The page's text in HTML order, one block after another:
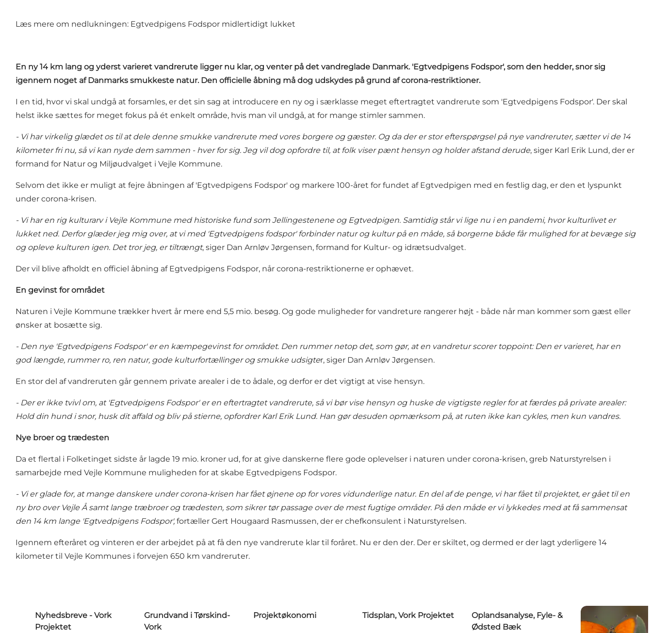
Læs mere om nedlukningen: Egtvedpigens Fodspor midlertidigt lukket
En ny 14 km lang og yderst varieret vandrerute ligger nu klar, og venter på det vandreglade Danmark. 'Egtvedpigens Fodspor', som den hedder, snor sig
igennem noget af Danmarks smukkeste natur. Den officielle åbning må dog udskydes på grund af corona-restriktioner.
I en tid, hvor vi skal undgå at forsamles, er det sin sag at introducere en ny og i særklasse meget eftertragtet vandrerute som 'Egtvedpigens Fodspor'. Der skal
helst ikke sættes for meget fokus på ét enkelt område, hvis man vil undgå, at for mange stimler sammen.
- Vi har virkelig glædet os til at dele denne smukke vandrerute med vores borgere og gæster. Og da der er stor efterspørgsel på nye vandreruter, sætter vi de 14
kilometer fri nu, så vi kan nyde dem sammen - hver for sig. Jeg vil dog opfordre til, at folk viser pænt hensyn og holder afstand derude, siger Karl Erik Lund, der er
formand for Natur og Miljøudvalget i Vejle Kommune.
Selvom det ikke er muligt at fejre åbningen af 'Egtvedpigens Fodspor' og markere 100-året for fundet af Egtvedpigen med en festlig dag, er den et lyspunkt
under corona-krisen.
- Vi har en rig kulturarv i Vejle Kommune med historiske fund som Jellingestenene og Egtvedpigen. Samtidig står vi lige nu i en pandemi, hvor kulturlivet er
lukket ned. Derfor glæder jeg mig over, at vi med 'Egtvedpigens fodspor' forbinder natur og kultur på en måde, så borgerne både får mulighed for at bevæge sig
og opleve kulturen igen. Det tror jeg, er tiltrængt, siger Dan Arnløv Jørgensen, formand for Kultur- og idrætsudvalget.
Der vil blive afholdt en officiel åbning af Egtvedpigens Fodspor, når corona-restriktionerne er ophævet.
En gevinst for området
Naturen i Vejle Kommune trækker hvert år mere end 5,5 mio. besøg. Og gode muligheder for vandreture rangerer højt - både når man kommer som gæst eller
ønsker at bosætte sig.
- Den nye 'Egtvedpigens Fodspor' er en kæmpegevinst for området. Den rummer netop det, som gør, at en vandretur scorer toppoint: Den er varieret, har en
god længde, rummer ro, ren natur, gode kulturfortællinger og smukke udsigter, siger Dan Arnløv Jørgensen.
En stor del af vandreruten går gennem private arealer i de to ådale, og derfor er det vigtigt at vise hensyn.
- Der er ikke tvivl om, at 'Egtvedpigens Fodspor' er en eftertragtet vandrerute, så vi bør vise hensyn og huske de vigtigste regler for at færdes på private arealer:
Hold din hund i snor, husk dit affald og bliv på stierne, opfordrer Karl Erik Lund. Han gør desuden opmærksom på, at ruten ikke kan cykles, men kun vandres.
Nye broer og trædesten
Da et flertal i Folketinget sidste år lagde 19 mio. kroner ud, for at give danskerne flere gode oplevelser i naturen under corona-krisen, greb Naturstyrelsen i
samarbejde med Vejle Kommune muligheden for at skabe Egtvedpigens Fodspor.
- Vi er glade for, at mange danskere under corona-krisen har fået øjnene op for vores vidunderlige natur. En del af de penge, vi har fået til projektet, er gået til en
ny bro over Vejle Å samt lange træbroer og trædesten, som sikrer tør passage over de mest fugtige områder. På den måde er vi lykkedes med at få sammensat
den 14 km lange 'Egtvedpigens Fodspor', fortæller Gert Hougaard Rasmussen, der er chefkonsulent i Naturstyrelsen.
Igennem efteråret og vinteren er der arbejdet på at få den nye vandrerute klar til foråret. Nu er den der. Der er skiltet, og dermed er der lagt yderligere 14
kilometer til Vejle Kommunes i forvejen 650 km vandreruter.
Nyhedsbreve - Vork
Projektet
Grundvand i Tørskind-
Vork
Projektøkonomi Tidsplan, Vork Projektet
Oplandsanalyse, Fyle- &
Ødsted Bæk